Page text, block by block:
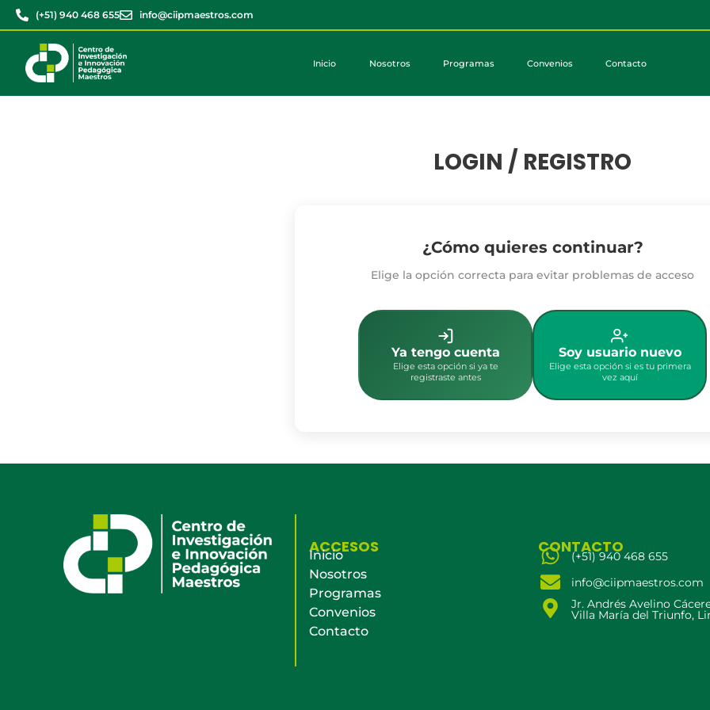
(+51) 940 468 655 info@ciipmaestros.com
Inicio Nosotros Programas Convenios Contacto
LOGIN / REGISTRO
¿Cómo quieres continuar?
Elige la opción correcta para evitar problemas de acceso
Ya tengo cuenta
Elige esta opción si ya te
registraste antes
Soy usuario nuevo
Elige esta opción si es tu primera
vez aquí
ACCESOS
Inicio
Nosotros
Programas
Convenios
Contacto
CONTACTO
(+51) 940 468 655
info@ciipmaestros.com
Jr. Andrés Avelino
Villa María del Triunfo,